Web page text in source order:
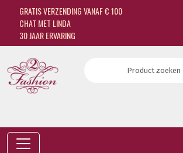
GRATIS VERZENDING VANAF € 100
CHAT MET LINDA
30 JAAR ERVARING